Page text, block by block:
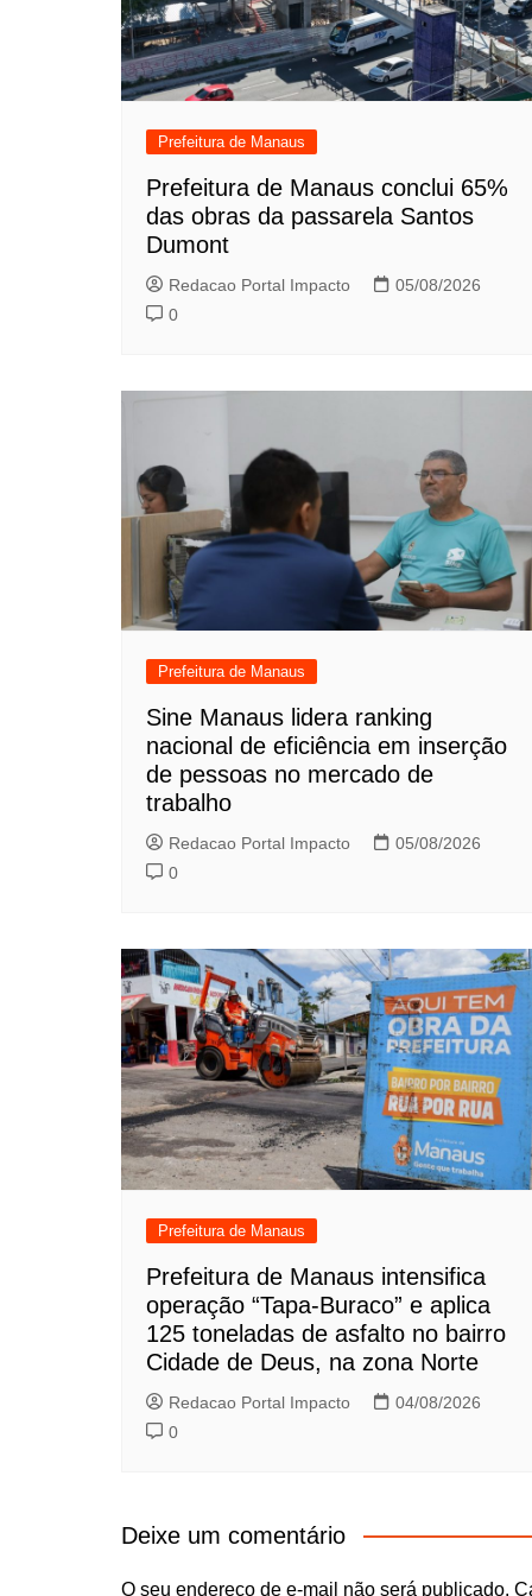
Prefeitura de Manaus
Prefeitura de Manaus conclui 65%
das obras da passarela Santos
Dumont
Redacao Portal Impacto
05/08/2026
0
Prefeitura de Manaus
Sine Manaus lidera ranking
nacional de eficiência em inserção
de pessoas no mercado de
trabalho
Redacao Portal Impacto
05/08/2026
0
Prefeitura de Manaus
Prefeitura de Manaus intensifica
operação “Tapa-Buraco” e aplica
125 toneladas de asfalto no bairro
Cidade de Deus, na zona Norte
Redacao Portal Impacto
04/08/2026
0
Deixe um comentário
O seu endereço de e-mail não será publicado.